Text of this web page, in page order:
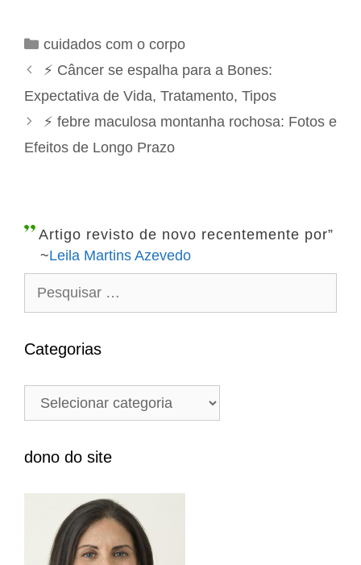
C
a
e
g
o
s
cuidados com o corpo
N
a
g
s
⚡ Câncer se espalha para a Bones:
Expectativa de Vida, Tratamento, Tipos
⚡ febre maculosa montanha rochosa: Fotos e
Efeitos de Longo Prazo
Artigo revisto de novo recentemente por”
~Leila Martins Azevedo
q
i
a
p
Categorias
e
o
dono do site